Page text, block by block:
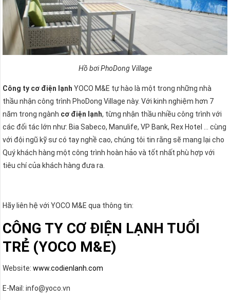
Hồ bơi PhoDong Village
Công ty cơ điện lạnh YOCO M&E tự hào là một trong những nhà
thầu nhận công trình PhoDong Village này. Với kinh nghiệm hơn 7
năm trong ngành cơ điện lạnh, từng nhận thầu nhiều công trình với
các đối tác lớn như: Bia Sabeco, Manulife, VP Bank, Rex Hotel … cùng
với đội ngũ kỹ sư có tay nghề cao, chúng tôi tin rằng sẽ mang lại cho
Quý khách hàng một công trình hoàn hảo và tốt nhất phù hợp với
tiêu chí của khách hàng đưa ra.
Hãy liên hệ với YOCO M&E qua thông tin:
CÔNG TY CƠ ĐIỆN LẠNH TUỔI
TRẺ (YOCO M&E)
Website: www.codienlanh.com
E-Mail: info@yoco.vn